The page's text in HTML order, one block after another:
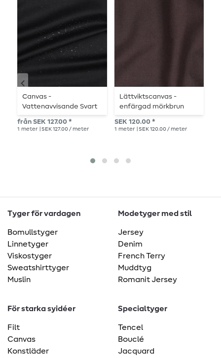
Canvas -
Vattenavvisande Svart
Garnfärgad
från SEK 127.00 *
1 meter | SEK 127.00 / meter
Lättviktscanvas -
enfärgad mörkbrun
SEK 120.00 *
1 meter | SEK 120.00 / meter
Tyger för vardagen
Bomullstyger
Linnetyger
Viskostyger
Sweatshirttyger
Muslin
Modetyger med stil
Jersey
Denim
French Terry
Muddtyg
Romanit Jersey
För starka syidéer
Filt
Canvas
Konstläder
Specialtyger
Tencel
Bouclé
Jacquard